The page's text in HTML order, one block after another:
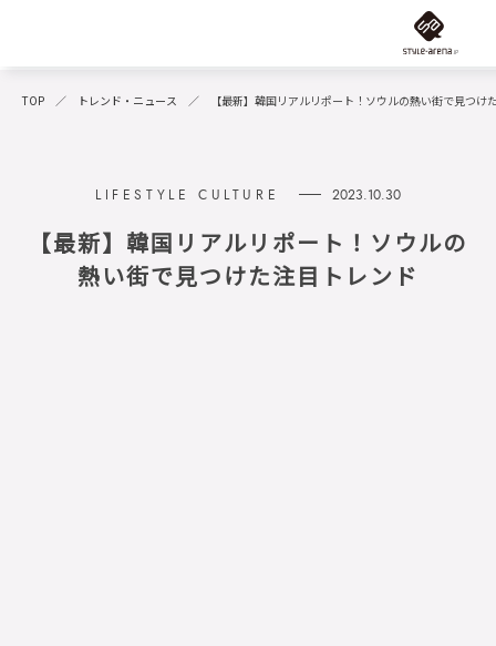
TOP トレンド・ニュース 【最新】韓国リアルリポート！ソウルの熱い街で見つけ
2023.10.30
【最新】韓国リアルリポート！ソウルの
熱い街で見つけた注目トレンド